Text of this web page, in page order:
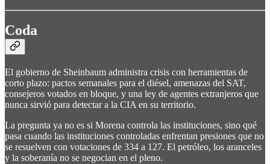
Coda
El gobierno de Sheinbaum administra crisis con herramientas de
corto plazo: pactos semanales para el diésel, amenazas del SAT,
consejeros votados en bloque, y una ley de agentes extranjeros que
nunca sirvió para detectar a la CIA en su territorio.
La pregunta ya no es si Morena controla las instituciones, sino qué
pasa cuando las instituciones controladas enfrentan presiones que no
se resuelven con votaciones de 334 a 127. El petróleo, los aranceles
y la soberanía no se negocian en el pleno.